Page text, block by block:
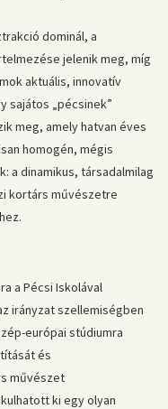
dominál, a
jelenik meg, míg
aktuális, innovatív
sajátos „pécsinek”
meg, amely hatvan éves
homogén, mégis
a dinamikus, társadalmilag
kortárs művészetre
a Pécsi Iskolával
irányzat szellemiségben
európai stúdiumra
és
művészet
ki egy olyan